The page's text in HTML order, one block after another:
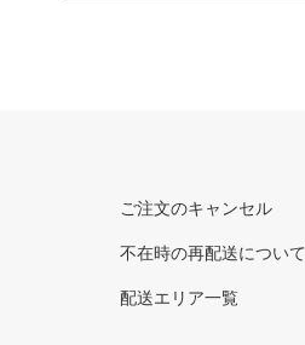
ご注文のキャンセル
不在時の再配送について
配送エリア一覧